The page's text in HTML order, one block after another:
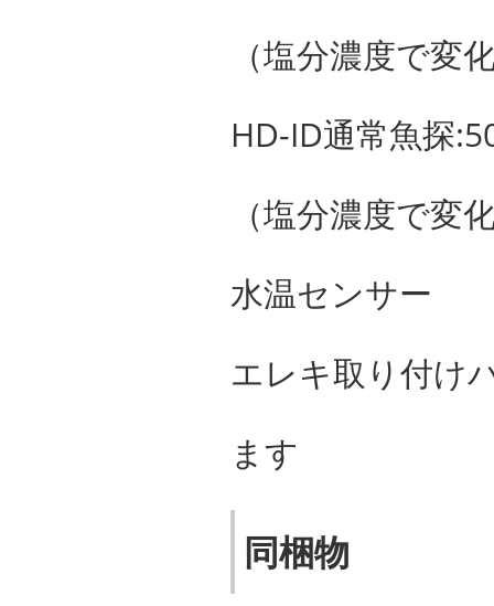
（塩分濃度で変
HD-ID通常魚探
（塩分濃度で変
水温センサー
エレキ取り付け
ます
同梱物